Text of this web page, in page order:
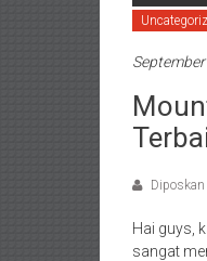
Diposkan
Hai guys,
sangat